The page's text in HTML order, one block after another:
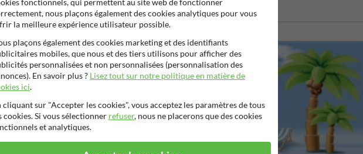
fonctionnels, qui permettent au site web de fonctionner
nous plaçons également des cookies analytiques pour vous
la meilleure expérience utilisateur possible.
plaçons également des cookies marketing et des identifiants
mobiles, que nous et des tiers utilisons pour afficher des
personnalisées et non personnalisées (personnalisation des
En savoir plus ? Lisez tout sur notre politique en matière de
ici.
cliquant sur "Accepter les cookies", vous acceptez les paramètres de tous
cookies. Si vous sélectionner refuser, nous ne placerons que des cookies
et analytiques.